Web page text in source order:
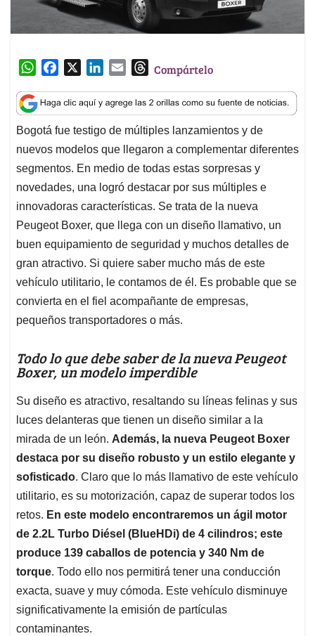
W
a
t
s
A
p
p
c
e
b
o
o
k
n
k
e
d
I
n
a
i
l
T
r
e
a
d
s
Compártelo
Bogotá fue testigo de múltiples lanzamientos y de
nuevos modelos que llegaron a complementar diferentes
segmentos. En medio de todas estas sorpresas y
novedades, una logró destacar por sus múltiples e
innovadoras características. Se trata de la nueva
Peugeot Boxer, que llega con un diseño llamativo, un
buen equipamiento de seguridad y muchos detalles de
gran atractivo. Si quiere saber mucho más de este
vehículo utilitario, le contamos de él. Es probable que se
convierta en el fiel acompañante de empresas,
pequeños transportadores o más.
Todo lo que debe saber de la nueva Peugeot
Boxer, un modelo imperdible
Su diseño es atractivo, resaltando su líneas felinas y sus
luces delanteras que tienen un diseño similar a la
mirada de un león. Además, la nueva Peugeot Boxer
destaca por su diseño robusto y un estilo elegante y
sofisticado. Claro que lo más llamativo de este vehículo
utilitario, es su motorización, capaz de superar todos los
retos. En este modelo encontraremos un ágil motor
de 2.2L Turbo Diésel (BlueHDi) de 4 cilindros; este
produce 139 caballos de potencia y 340 Nm de
torque. Todo ello nos permitirá tener una conducción
exacta, suave y muy cómoda. Este vehículo disminuye
significativamente la emisión de partículas
contaminantes.